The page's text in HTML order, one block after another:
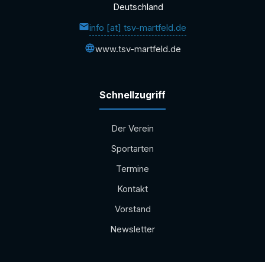
Deutschland
info [at] tsv-martfeld.de
www.tsv-martfeld.de
Schnellzugriff
Der Verein
Sportarten
Termine
Kontakt
Vorstand
Newsletter